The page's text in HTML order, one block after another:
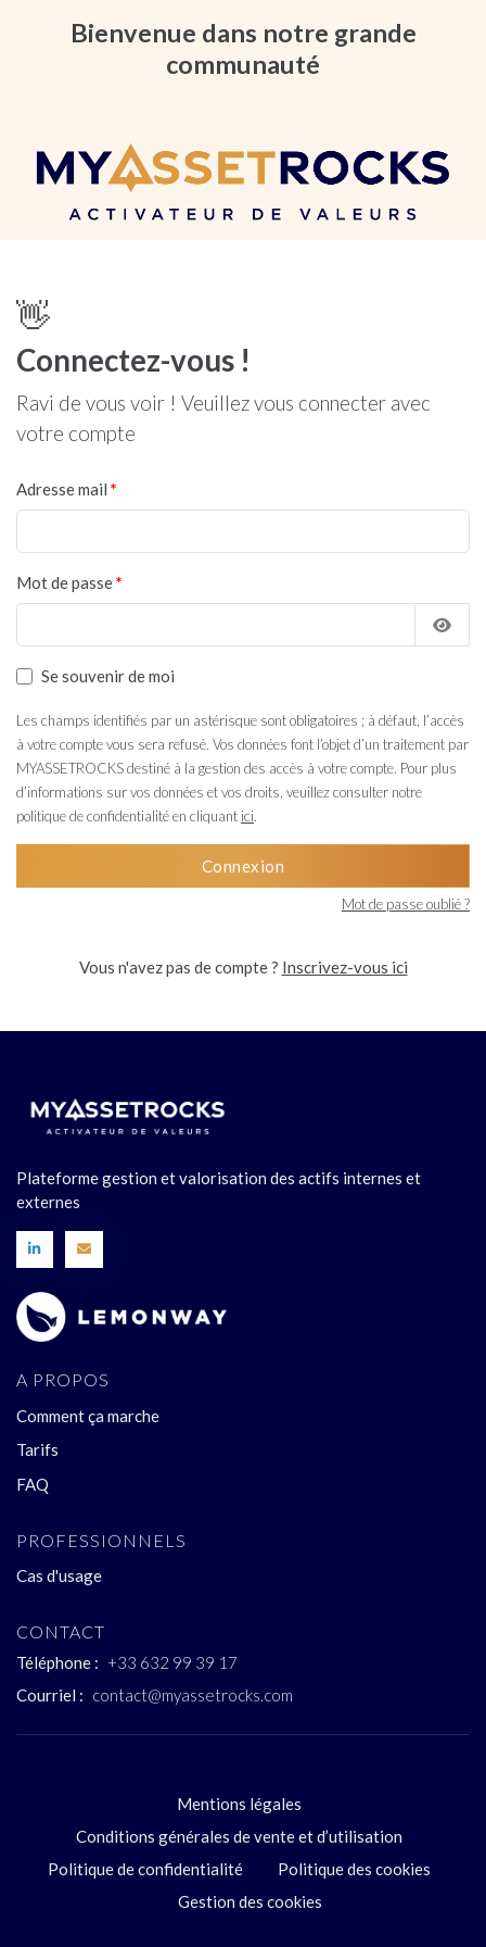
Bienvenue dans notre grande
communauté
👋
Connectez-vous !
Ravi de vous voir ! Veuillez vous connecter avec
votre compte
Adresse mail
Mot de passe
Se souvenir de moi
Les champs identifiés par un astérisque sont obligatoires ; à défaut, l’accès
à votre compte vous sera refusé. Vos données font l’objet d’un traitement par
MYASSETROCKS destiné à la gestion des accès à votre compte. Pour plus
d’informations sur vos données et vos droits, veuillez consulter notre
politique de confidentialité en cliquant ici.
Connexion
Mot de passe oublié ?
Vous n'avez pas de compte ? Inscrivez-vous ici
Plateforme gestion et valorisation des actifs internes et
externes
A PROPOS
Comment ça marche
Tarifs
FAQ
PROFESSIONNELS
Cas d'usage
CONTACT
Téléphone : +33 632 99 39 17
Courriel : contact@myassetrocks.com
Mentions légales
Conditions générales de vente et d’utilisation
Politique de confidentialité
Politique des cookies
Gestion des cookies